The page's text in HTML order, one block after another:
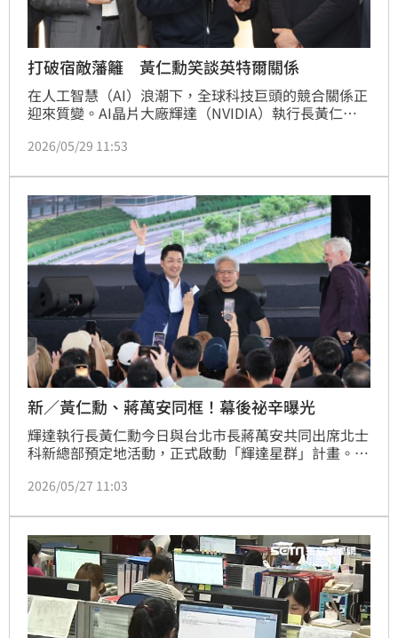
打破宿敵藩籬 黃仁勳笑談英特爾關係
在人工智慧（AI）浪潮下，全球科技巨頭的競合關係正
迎來質變。AI晶片大廠輝達（NVIDIA）執行長黃仁勳
（Marvell）有很棒的合作關係，結合彼此生態系聯手
晶片市場。
2026/05/29 11:53
新／黃仁勳、蔣萬安同框！幕後祕辛曝光
輝達執行長黃仁勳今日與台北市長蔣萬安共同出席北士
科新總部預定地活動，正式啟動「輝達星群」計畫。黃
揭示新總部的設計理念，強調「透明化」與「去電梯
完工，將成為輝達全球指標性據點。此舉不僅展現輝達
深耕台灣的決心，更為台北科技產業注入強心針，引發
市場高度關注。
2026/05/27 11:03